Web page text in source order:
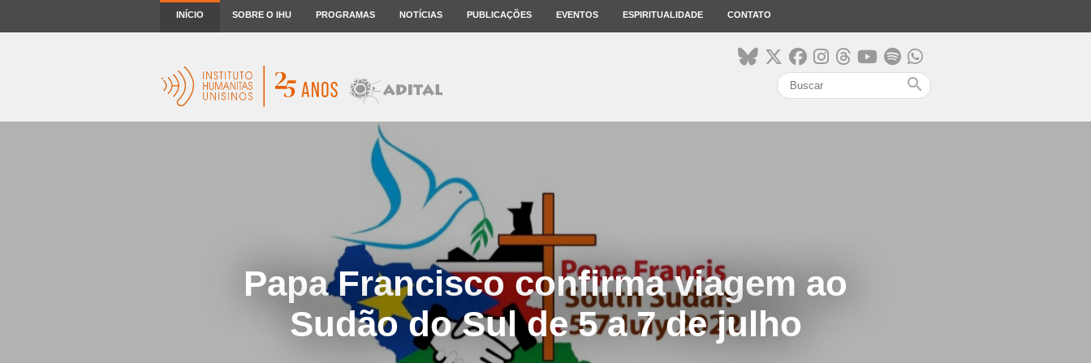
INÍCIO SOBRE O IHU PROGRAMAS NOTÍCIAS PUBLICAÇÕES EVENTOS ESPIRITUALIDADE CONTATO
search
Papa Francisco confirma viagem ao
Sudão do Sul de 5 a 7 de julho